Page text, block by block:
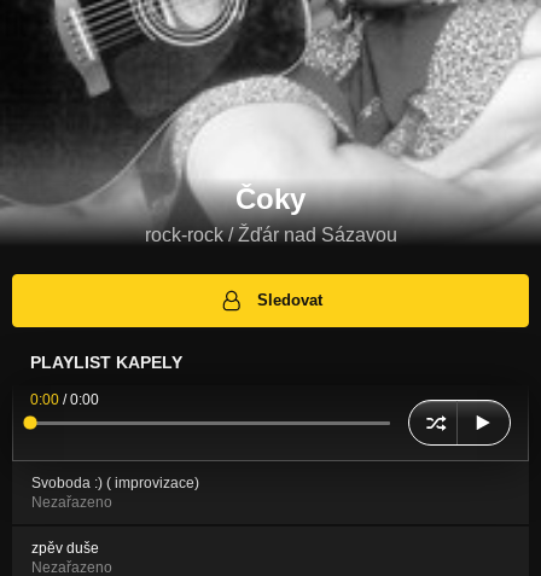
Čoky
rock-rock / Žďár nad Sázavou
Sledovat
PLAYLIST KAPELY
0:00 /0:00
Svoboda :) ( improvizace)
Nezařazeno
zpěv duše
Nezařazeno